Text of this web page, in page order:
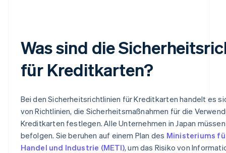
Was sind die
für Kreditkarten?
Bei den Sicherheitsrichtlinien für Kreditkarten handelt es
von Richtlinien, die Sicherheitsmaßnahmen für die
Kreditkarten festlegen. Alle Unternehmen in Japan
befolgen. Sie beruhen auf einem Plan des Ministeriums
Handel und Industrie (METI), um das Risiko von